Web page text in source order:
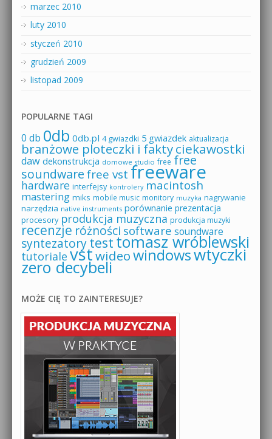
marzec 2010
luty 2010
styczeń 2010
grudzień 2009
listopad 2009
POPULARNE TAGI
0 db 0db 0db.pl 4 gwiazdki 5 gwiazdek aktualizacja
branżowe ploteczki i faktyciekawostki
daw dekonstrukcja domowe studio free free
soundware free vst freeware
hardware interfejsy kontrolery macintosh
mastering miks mobile music monitory muzyka nagrywanie
narzędzia native instruments porównanie prezentacja
procesory produkcja muzyczna produkcja muzyki
recenzje różności software soundware
syntezatorytesttomasz wróblewski
tutoriale vstwideowindowswtyczki
zero decybeli
MOŻE CIĘ TO ZAINTERESUJE?